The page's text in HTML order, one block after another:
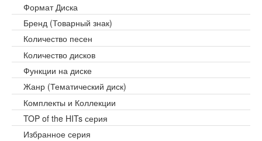
Формат Диска
Бренд (Товарный знак)
Количество песен
Количество дисков
Функции на диске
Жанр (Тематический диск)
Комплекты и Коллекции
TOP of the HITs серия
Избранное серия